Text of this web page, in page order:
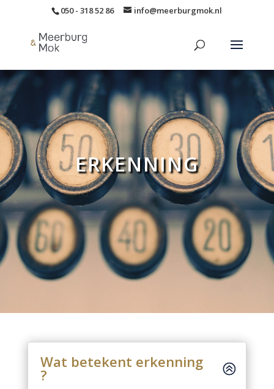
050 - 318 52 86 info@meerburgmok.nl
ERKENNING
Wat betekent erkenning
?